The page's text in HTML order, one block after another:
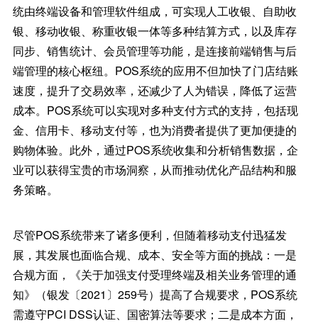
统由终端设备和管理软件组成，可实现人工收银、自助收
银、移动收银、称重收银一体等多种结算方式，以及库存
同步、销售统计、会员管理等功能，是连接前端销售与后
端管理的核心枢纽。POS系统的应用不但加快了门店结账
速度，提升了交易效率，还减少了人为错误，降低了运营
成本。POS系统可以实现对多种支付方式的支持，包括现
金、信用卡、移动支付等，也为消费者提供了更加便捷的
购物体验。此外，通过POS系统收集和分析销售数据，企
业可以获得宝贵的市场洞察，从而推动优化产品结构和服
务策略。
尽管POS系统带来了诸多便利，但随着移动支付迅猛发
展，其发展也面临合规、成本、安全等方面的挑战：一是
合规方面，《关于加强支付受理终端及相关业务管理的通
知》（银发〔2021〕259号）提高了合规要求，POS系统
需遵守PCI DSS认证、国密算法等要求；二是成本方面，